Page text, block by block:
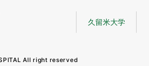
久留米大学
All right reserved